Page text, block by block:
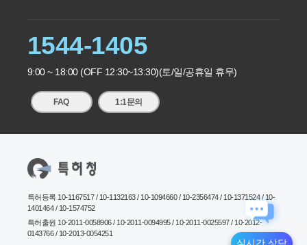
1544-1405
9:00 ~ 18:00 (OFF 12:30~13:30)(토/일/공휴일 휴무)
FAQ 1:1문의
특허등록 10-1167517 / 10-1132163 / 10-1094660 / 10-2356474 / 10-1371524 / 10-
1401464 / 10-1574752
특허출원 10-2011-0058906 / 10-2011-0094995 / 10-2011-0025597 / 10-2012-
0143766 / 10-2013-0054251